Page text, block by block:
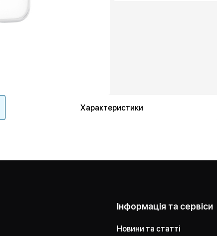
Характеристики
Інформація та сервіси
Новини та статті